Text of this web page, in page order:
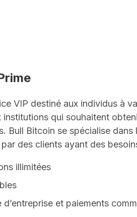
VIP destiné aux individus à
institutions qui souhaitent
Bull Bitcoin se spécialise
des clients ayant des
illimitées
d’entreprise et paiements